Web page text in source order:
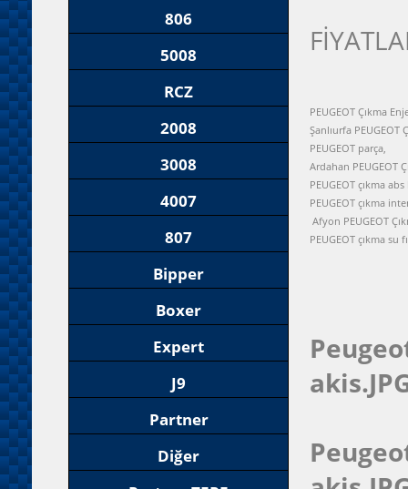
806
5008
RCZ
2008
3008
4007
807
Bipper
Boxer
Expert
J9
Partner
Diğer
PEUGEOT Çıkma
Şanlıurfa PEUGEOT
PEUGEOT parça,
Ardahan PEUGEOT
PEUGEOT çıkma
PEUGEOT çıkma
Afyon PEUGEOT
PEUGEOT çıkma su